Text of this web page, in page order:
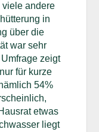
viele andere
in
über die
war sehr
zeigt
für kurze
54%
etwas
liegt